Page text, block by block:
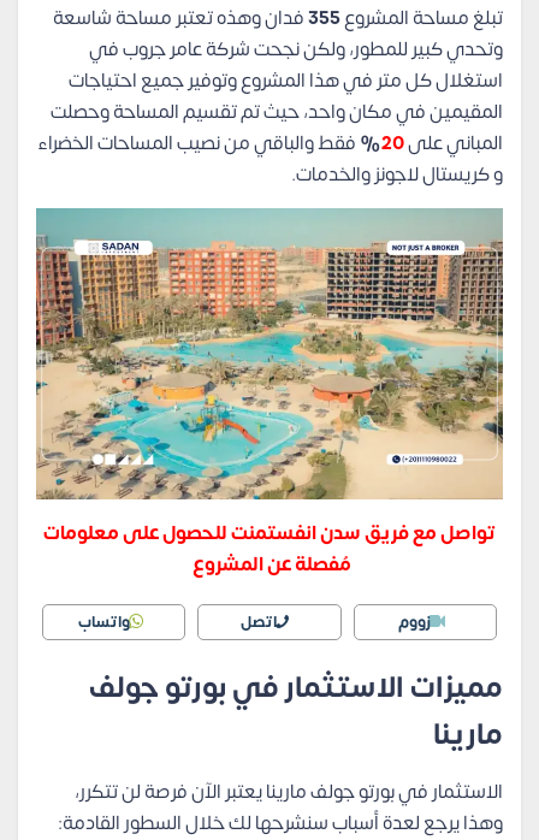
تبلغ مساحة المشروع355فدان وهذه تعتبر مساحة شاسعة
وتحدي كبير للمطور، ولكن نجحت شركة عامر جروب في
استغلال كل متر في هذا المشروع وتوفير جميع احتياجات
المقيمين في مكان واحد، حيث تم تقسيم المساحة وحصلت
المباني على20
%فقط والباقي من نصيب المساحات الخضراء
و كريستال لاجونز والخدمات.
تواصل مع فريق سدن انفستمنت للحصول على معلومات
مُفصلة عن المشروع
زووم اتصل واتساب
مميزات الاستثمار في بورتو جولف
مارينا
الاستثمار في بورتو جولف مارينا يعتبر الآن فرصة لن تتكرر،
وهذا يرجع لعدة أسباب سنشرحها لك خلال السطور القادمة: